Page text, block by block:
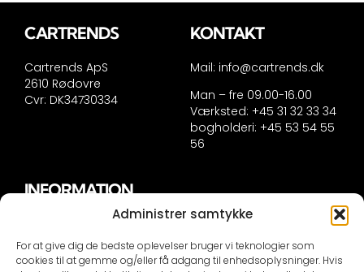
Administrer samtykke
For at give dig de bedste oplevelser bruger vi teknologier som
cookies til at gemme og/eller få adgang til enhedsoplysninger. Hvis
CARTRENDS
Cartrends ApS
2610 Rødovre
Cvr: DK34730334
KONTAKT
Mail: info@cartrends.dk
Man – fre 09.00-16.00
Værksted: +45 31 32 33 34
bogholderi: +45 53 54 55
56
INFORMATION
Handelsinformation
Persondatapolitik
Cookie politik